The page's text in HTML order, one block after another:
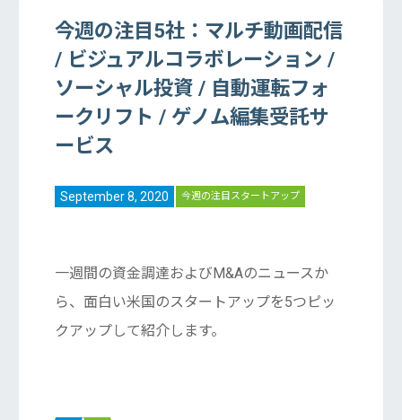
今週の注目5社：マルチ動画配信
/ ビジュアルコラボレーション /
ソーシャル投資 / 自動運転フォ
ークリフト / ゲノム編集受託サ
ービス
September 8, 2020 今週の注目スタートアップ
一週間の資金調達およびM&Aのニュースか
ら、面白い米国のスタートアップを5つピッ
クアップして紹介します。